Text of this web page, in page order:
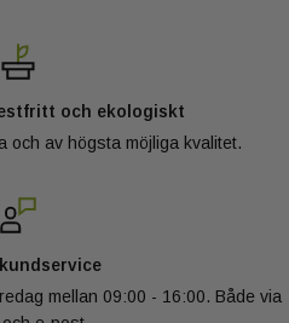
och ekologiskt
och av högsta möjliga kvalitet.
mellan 09:00 - 16:00. Både via